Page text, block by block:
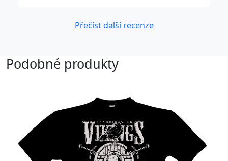
Přečíst další recenze
Podobné produkty